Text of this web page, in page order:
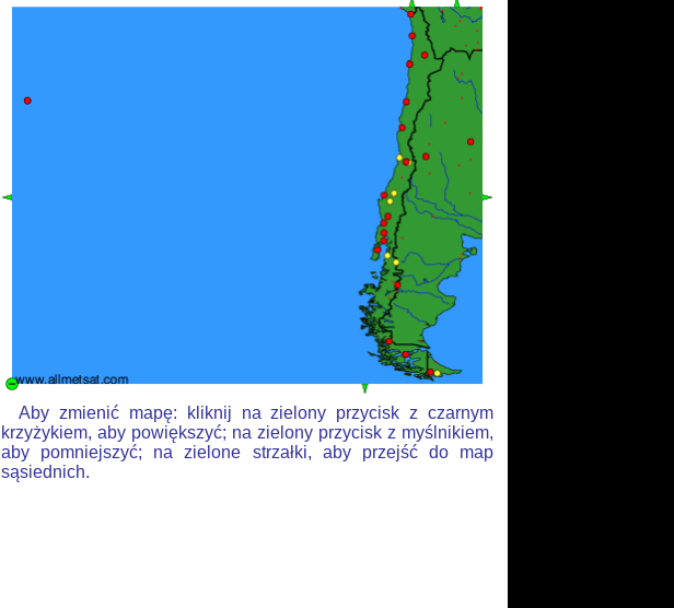
Aby zmienić mapę: kliknij na zielony przycisk z czarnym
krzyżykiem, aby powiększyć; na zielony przycisk z myślnikiem,
aby pomniejszyć; na zielone strzałki, aby przejść do map
sąsiednich.